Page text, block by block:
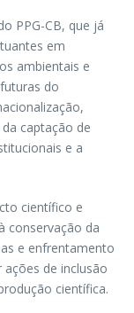
PPG-CB, que já
em
ambientais e
do
captação de
e a
científico e
conservação da
e enfrentamento
de inclusão
científica.